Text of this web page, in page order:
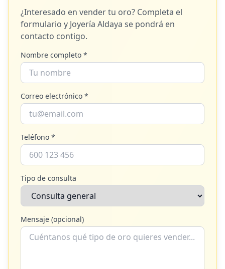
¿Interesado en vender tu oro? Completa el
formulario y Joyería Aldaya se pondrá en
contacto contigo.
Nombre completo *
Correo electrónico *
Teléfono *
Tipo de consulta
Mensaje (opcional)